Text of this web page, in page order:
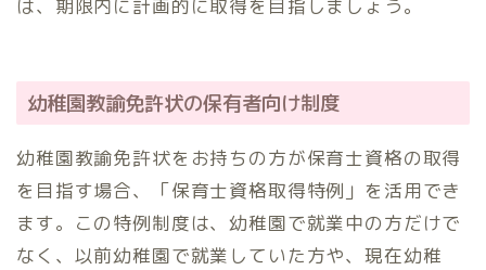
は、期限内に計画的に取得を目指しましょう。
幼稚園教諭免許状の保有者向け制度
幼稚園教諭免許状をお持ちの方が保育士資格の取得
を目指す場合、「保育士資格取得特例」を活用でき
ます。この特例制度は、幼稚園で就業中の方だけで
なく、以前幼稚園で就業していた方や、現在幼稚